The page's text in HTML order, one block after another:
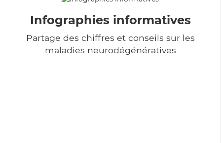
Infographies informatives
Partage des chiffres et conseils sur les
maladies neurodégénératives